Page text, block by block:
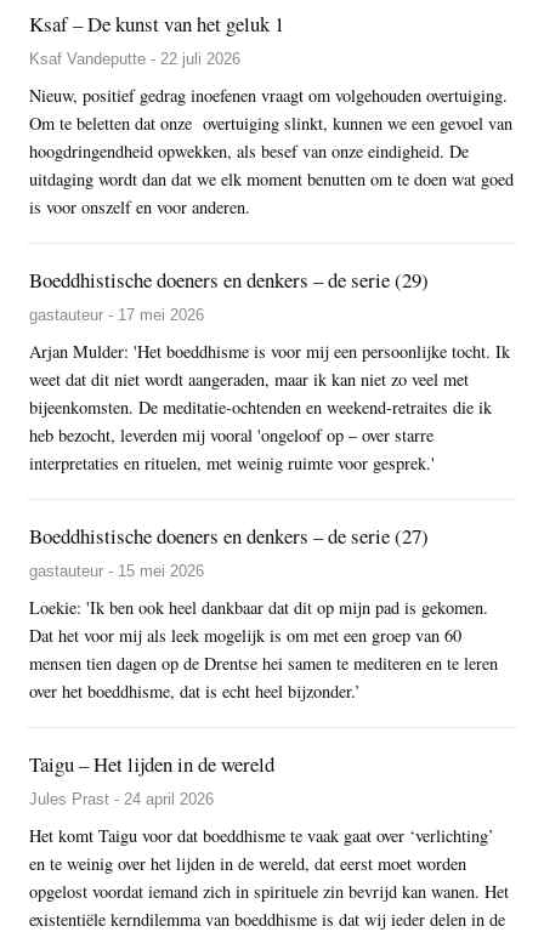
Ksaf – De kunst van het geluk 1
Ksaf Vandeputte - 22 juli 2026
Nieuw, positief gedrag inoefenen vraagt om volgehouden overtuiging.
Om te beletten dat onze overtuiging slinkt, kunnen we een gevoel van
hoogdringendheid opwekken, als besef van onze eindigheid. De
uitdaging wordt dan dat we elk moment benutten om te doen wat goed
is voor onszelf en voor anderen.
Boeddhistische doeners en denkers – de serie (29)
gastauteur - 17 mei 2026
Arjan Mulder: 'Het boeddhisme is voor mij een persoonlijke tocht. Ik
weet dat dit niet wordt aangeraden, maar ik kan niet zo veel met
bijeenkomsten. De meditatie-ochtenden en weekend-retraites die ik
heb bezocht, leverden mij vooral 'ongeloof op – over starre
interpretaties en rituelen, met weinig ruimte voor gesprek.'
Boeddhistische doeners en denkers – de serie (27)
gastauteur - 15 mei 2026
Loekie: 'Ik ben ook heel dankbaar dat dit op mijn pad is gekomen.
Dat het voor mij als leek mogelijk is om met een groep van 60
mensen tien dagen op de Drentse hei samen te mediteren en te leren
over het boeddhisme, dat is echt heel bijzonder.’
Taigu – Het lijden in de wereld
Jules Prast - 24 april 2026
Het komt Taigu voor dat boeddhisme te vaak gaat over ‘verlichting’
en te weinig over het lijden in de wereld, dat eerst moet worden
opgelost voordat iemand zich in spirituele zin bevrijd kan wanen. Het
existentiële kerndilemma van boeddhisme is dat wij ieder delen in de